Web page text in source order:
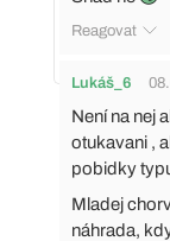
Reagovat
Lukáš_6
Není na nej
otukavani ,
pobidky
Mladej
náhrada,